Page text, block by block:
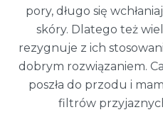
pory, długo się
skóry. Dlatego też
rezygnuje z ich
dobrym rozwiązaniem.
poszła do przodu i
filtrów